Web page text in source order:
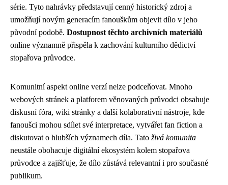
série. Tyto nahrávky představují cenný historický zdroj a
umožňují novým generacím fanouškům objevit dílo v jeho
původní podobě. Dostupnost těchto archivních materiálů
online významně přispěla k zachování kulturního dědictví
stopařova průvodce.
Komunitní aspekt online verzí nelze podceňovat. Mnoho
webových stránek a platforem věnovaných průvodci obsahuje
diskusní fóra, wiki stránky a další kolaborativní nástroje, kde
fanoušci mohou sdílet své interpretace, vytvářet fan fiction a
diskutovat o hlubších významech díla. Tato živá komunita
neustále obohacuje digitální ekosystém kolem stopařova
průvodce a zajišťuje, že dílo zůstává relevantní i pro současné
publikum.